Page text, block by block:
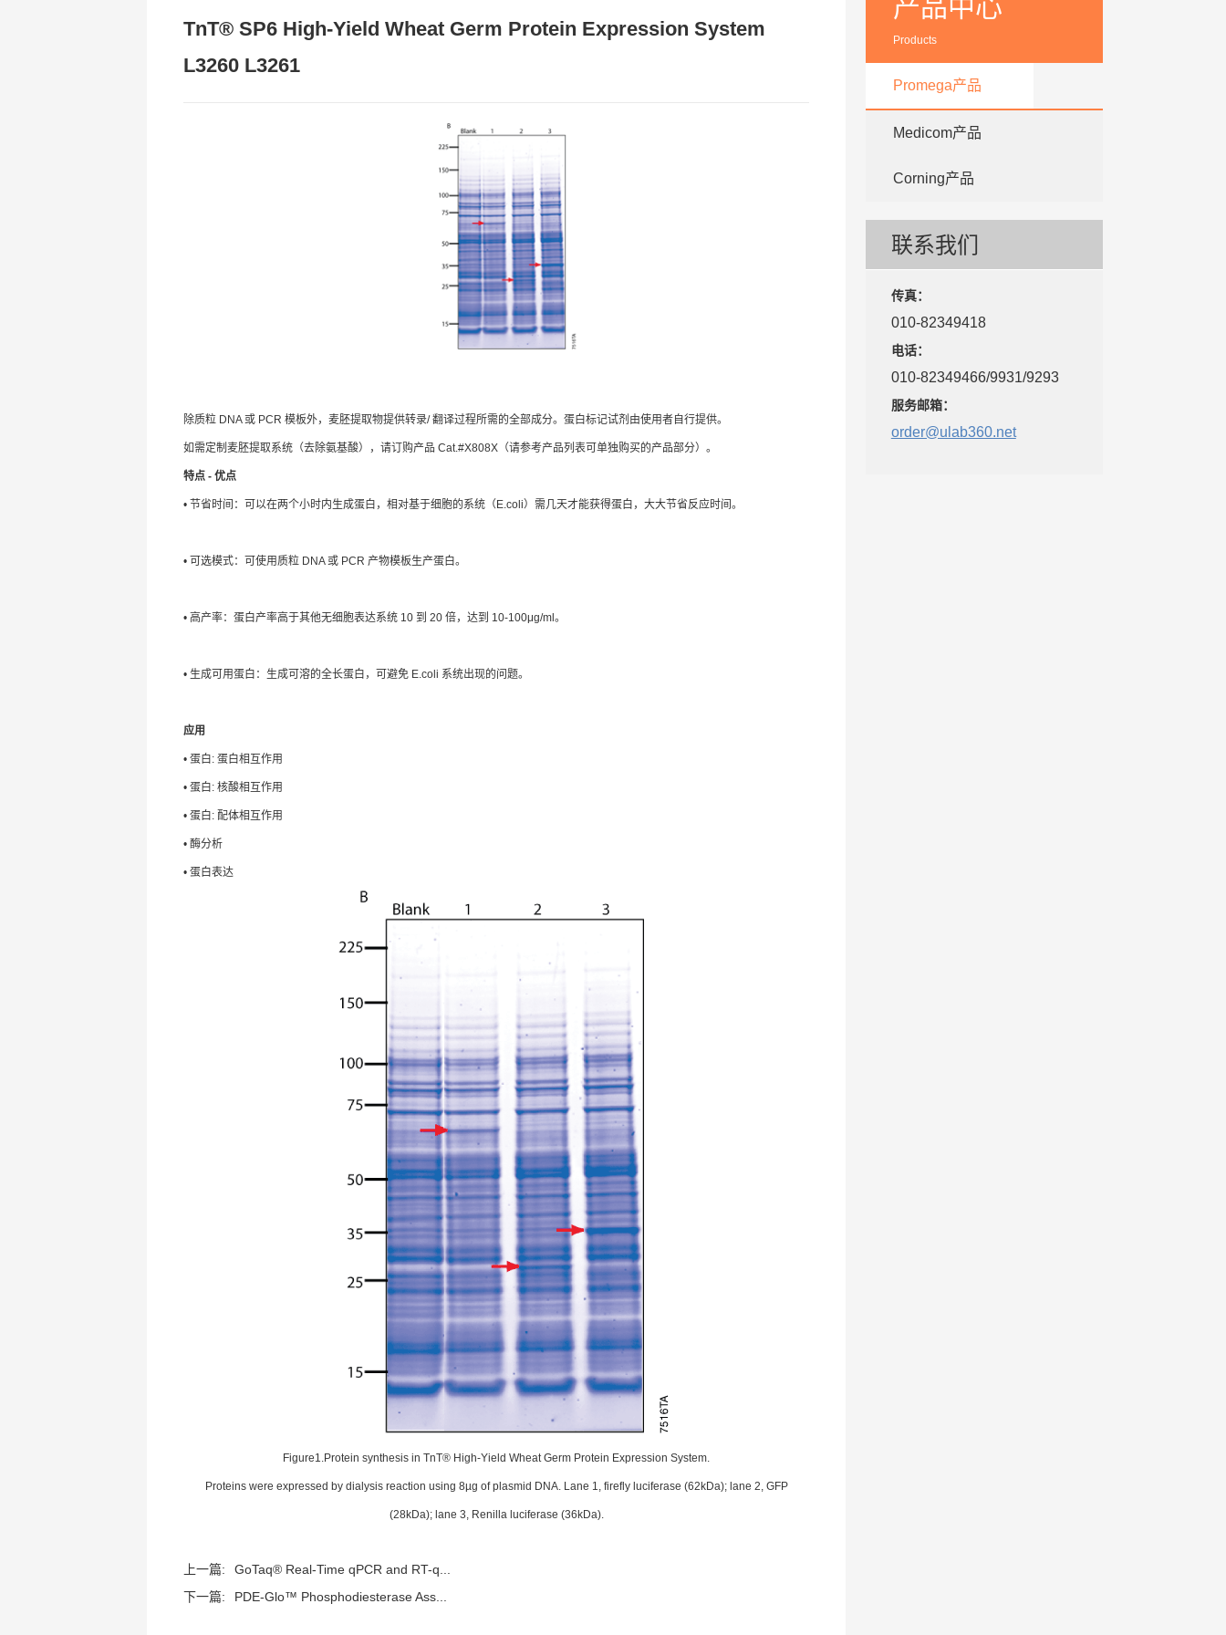
TnT® SP6 High-Yield Wheat Germ Protein Expression System
L3260 L3261
除质粒 DNA 或 PCR 模板外，麦胚提取物提供转录/ 翻译过程所需的全部成分。蛋白标记试剂由使用者自行提供。
如需定制麦胚提取系统（去除氨基酸），请订购产品 Cat.#X808X（请参考产品列表可单独购买的产品部分）。
特点 - 优点
• 节省时间：可以在两个小时内生成蛋白，相对基于细胞的系统（E.coli）需几天才能获得蛋白，大大节省反应时间。
• 可选模式：可使用质粒 DNA 或 PCR 产物模板生产蛋白。
• 高产率：蛋白产率高于其他无细胞表达系统 10 到 20 倍，达到 10-100μg/ml。
• 生成可用蛋白：生成可溶的全长蛋白，可避免 E.coli 系统出现的问题。
应用
• 蛋白: 蛋白相互作用
• 蛋白: 核酸相互作用
• 蛋白: 配体相互作用
• 酶分析
• 蛋白表达
Figure1.Protein synthesis in TnT® High-Yield Wheat Germ Protein Expression System.
Proteins were expressed by dialysis reaction using 8µg of plasmid DNA. Lane 1, firefly luciferase (62kDa); lane 2, GFP
(28kDa); lane 3, Renilla luciferase (36kDa).
上一篇:
GoTaq® Real-Time qPCR and RT-q...
下一篇:
PDE-Glo™ Phosphodiesterase Ass...
产品中心
Products
Promega产品
Medicom产品
Corning产品
联系我们
传真：
010-82349418
电话：
010-82349466/9931/9293
服务邮箱：
order@ulab360.net